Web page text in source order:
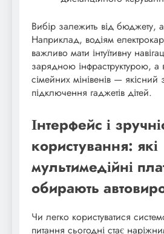
Вибір залежить від бюджету,
Наприклад, водіям
важливо мати інтуїтивну
зарядною інфраструктурою, а
сімейних мінівенів — якісний
підключення гаджетів дітей.
Інтерфейс і
користування: які
мультимедійні
обирають
Чи легко користуватися
питання сьогодні стає